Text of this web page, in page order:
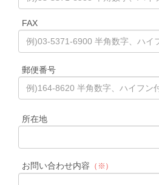
FAX
郵便番号
所在地
お問い合わせ内容 （※）